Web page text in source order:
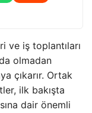
ve iş toplantıları
olmadan
çıkarır. Ortak
ilk bakışta
dair önemli